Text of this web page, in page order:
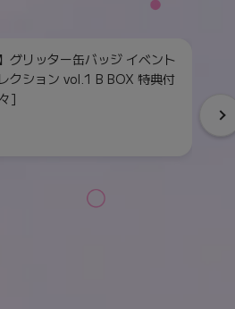
グリッター缶バッジ イベント
クション vol.1 B BOX 特典付
]
単